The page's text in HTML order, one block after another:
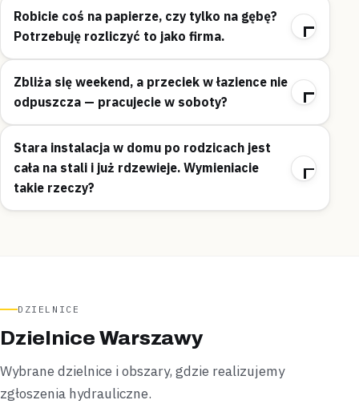
Robicie coś na papierze, czy tylko na gębę?
Potrzebuję rozliczyć to jako firma.
Zbliża się weekend, a przeciek w łazience nie
odpuszcza — pracujecie w soboty?
Stara instalacja w domu po rodzicach jest
cała na stali i już rdzewieje. Wymieniacie
takie rzeczy?
DZIELNICE
Dzielnice Warszawy
Wybrane dzielnice i obszary, gdzie realizujemy
zgłoszenia hydrauliczne.